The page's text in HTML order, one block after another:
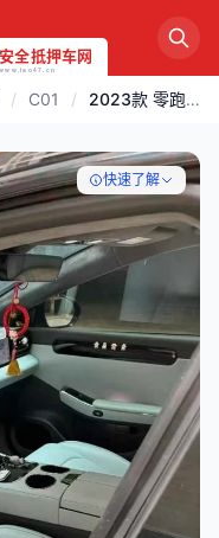
/ C01 / 2023款 零跑汽车 C01 | 铜陵
快速了解